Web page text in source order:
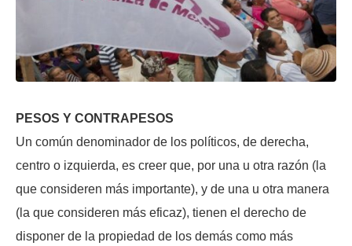
PESOS Y CONTRAPESOS
Un común denominador de los políticos, de derecha,
centro o izquierda, es creer que, por una u otra razón (la
que consideren más importante), y de una u otra manera
(la que consideren más eficaz), tienen el derecho de
disponer de la propiedad de los demás como más